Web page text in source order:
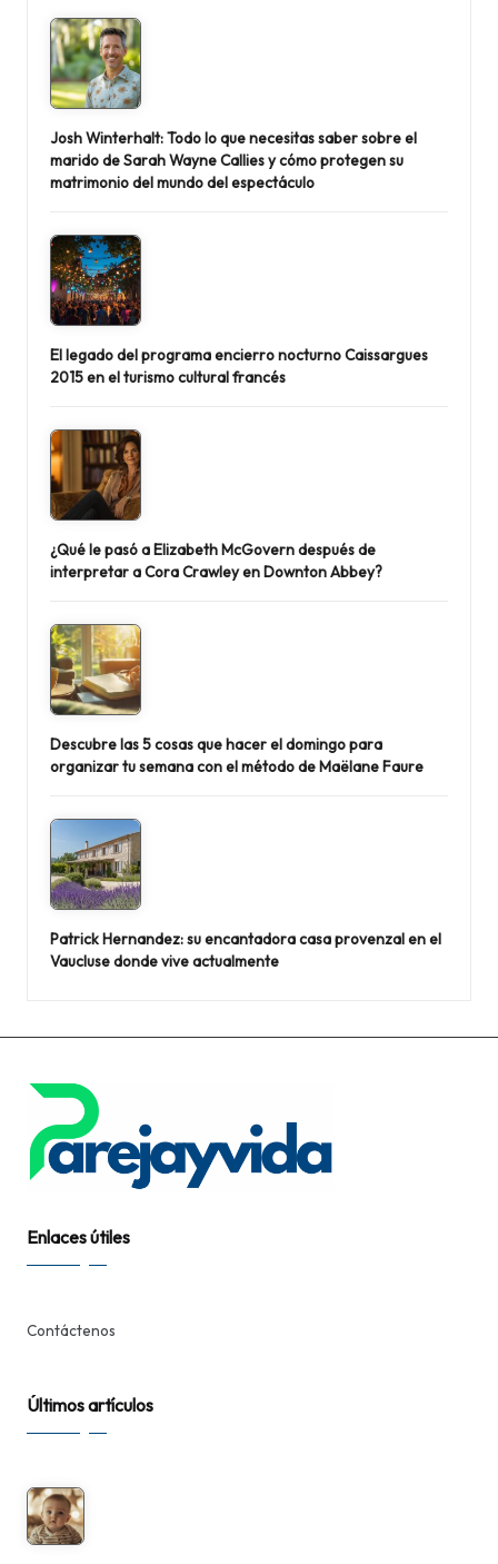
Josh Winterhalt: Todo lo que necesitas saber sobre el
marido de Sarah Wayne Callies y cómo protegen su
matrimonio del mundo del espectáculo
El legado del programa encierro nocturno Caissargues
2015 en el turismo cultural francés
¿Qué le pasó a Elizabeth McGovern después de
interpretar a Cora Crawley en Downton Abbey?
Descubre las 5 cosas que hacer el domingo para
organizar tu semana con el método de Maëlane Faure
Patrick Hernandez: su encantadora casa provenzal en el
Vaucluse donde vive actualmente
Enlaces útiles
Contáctenos
Últimos artículos